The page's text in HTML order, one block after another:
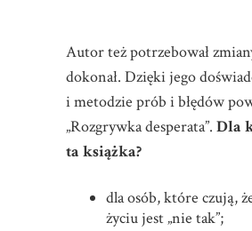
Autor też potrzebował
dokonał. Dzięki jego
i metodzie prób i błędów
„Rozgrywka desperata”. Dla
ta książka?
dla osób, które czują,
życiu jest „nie tak”;